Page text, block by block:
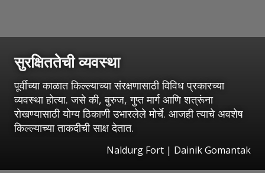
सुरक्षिततेची व्यवस्था
पूर्वीच्या काळात किल्ल्याच्या संरक्षणासाठी विविध प्रकारच्या
व्यवस्था होत्या. जसे की, बुरुज, गुप्त मार्ग आणि शत्रूंना
रोखण्यासाठी योग्य ठिकाणी उभारलेले मोर्चे. आजही त्याचे अवशेष
किल्ल्याच्या ताकदीची साक्ष देतात.
Naldurg Fort | Dainik Gomantak